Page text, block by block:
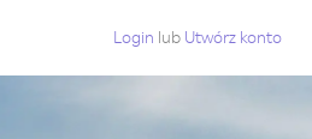
Login lub Utwórz konto